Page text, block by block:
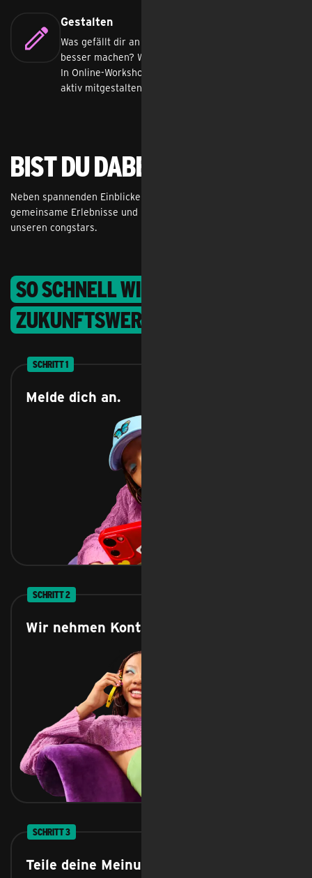
Gestalten
Was gefällt dir an unserer Website? Was können wir
besser machen? Was hat dich schon immer gestört?
In Online-Workshops kannst du dich einbringen und
aktiv mitgestalten.
Bist du Dabei?
Neben spannenden Einblicken hinter die Kulissen erwarten dich
gemeinsame Erlebnisse und interessante Austausche mit
unseren congstars.
So schnell wirst du Teil der
Zukunfts­werkstatt
SCHRITT 1
Melde dich an.
SCHRITT 2
Wir nehmen Kontakt zu dir auf.
SCHRITT 3
Teile deine Meinung mit uns.